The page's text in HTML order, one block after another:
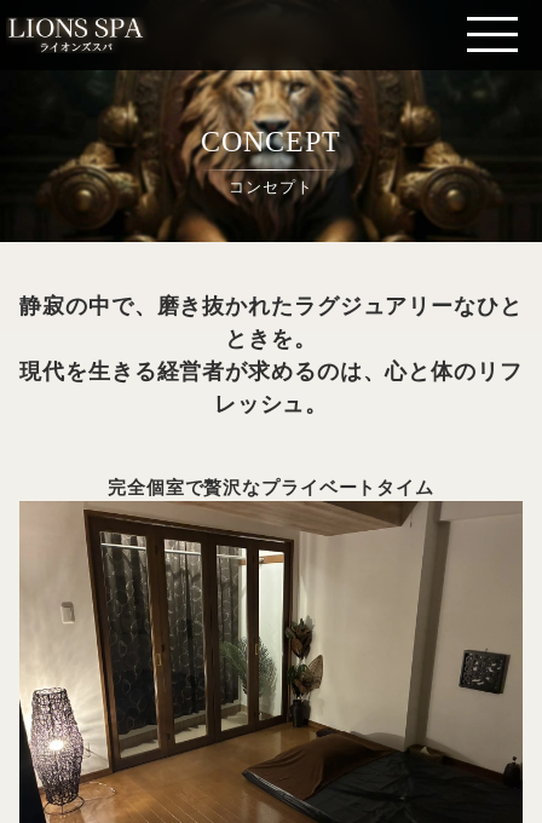
CONCEPT
コンセプト
静寂の中で、磨き抜かれたラグジュアリーなひと
ときを。
現代を生きる経営者が求めるのは、心と体のリフ
レッシュ。
完全個室で贅沢なプライベートタイム